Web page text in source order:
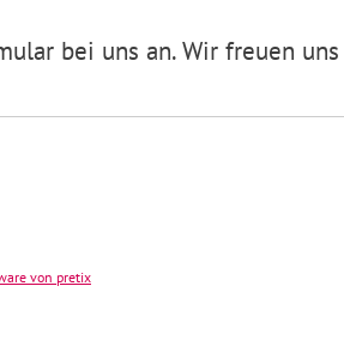
bei uns an. Wir freuen
von pretix